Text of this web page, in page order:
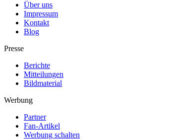
Über uns
Impressum
Kontakt
Blog
Presse
Berichte
Mitteilungen
Bildmaterial
Werbung
Partner
Fan-Artikel
Werbung schalten